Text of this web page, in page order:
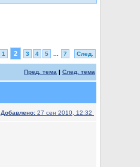
1 2 3 4 5 7 След.
Пред. тема | След. тема
Добавлено: 27 сен 2010, 12:32